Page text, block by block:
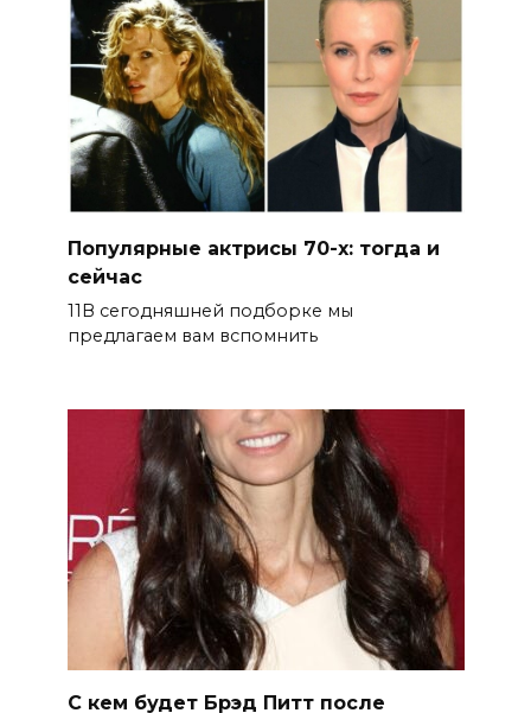
Популярные актрисы 70-х: тогда и
сейчас
11В сегодняшней подборке мы
предлагаем вам вспомнить
С кем будет Брэд Питт после